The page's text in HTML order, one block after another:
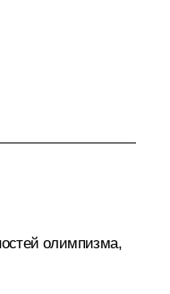
олимпизма,